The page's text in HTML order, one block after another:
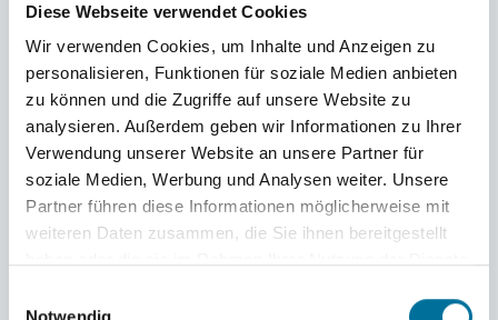
Diese Webseite verwendet Cookies
Wir verwenden Cookies, um Inhalte und Anzeigen zu
personalisieren, Funktionen für soziale Medien anbieten
zu können und die Zugriffe auf unsere Website zu
analysieren. Außerdem geben wir Informationen zu Ihrer
Verwendung unserer Website an unsere Partner für
soziale Medien, Werbung und Analysen weiter. Unsere
Partner führen diese Informationen möglicherweise mit
weiteren Daten zusammen, die Sie ihnen bereitgestellt
Notwendig
großen, selbstgebastelten Uhr stellten die
Darsteller*innen die für die betreffende
Tageszeit typischen Aktivitäten am Inselinternat
mimisch und gestisch dar.
Anschließend verabschiedeten Schulleiter
und die jeweiligen Familieneltern